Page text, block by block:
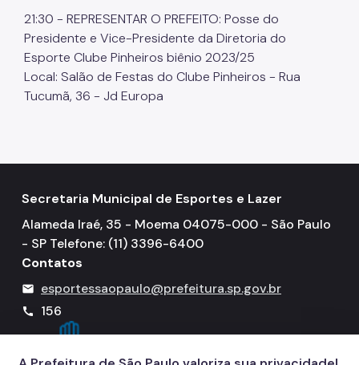
Programas
Esportes para PCDs
AME
Portal Joga SP
Perguntas Frequentes
21:30 - REPRESENTAR O PREFEITO: Posse do
Presidente e Vice-Presidente da Diretoria do
Esporte Clube Pinheiros biênio 2023/25
Local: Salão de Festas do Clube Pinheiros - Rua
Tucumã, 36 - Jd Europa
Secretaria Municipal de Esportes e Lazer
Alameda Iraé, 35 - Moema 04075-000 - São Paulo
- SP Telefone: (11) 3396-6400
Contatos
mail esportessaopaulo@prefeitura.sp.gov.br
call 156